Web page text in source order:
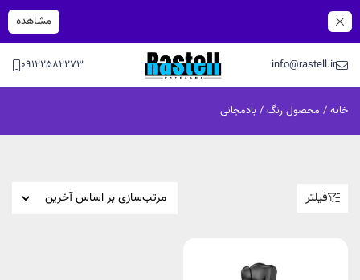
مشاهده
info@rastell.ir
09122582273
خانه / محصول رنگ / بادمجانی
فیلتر